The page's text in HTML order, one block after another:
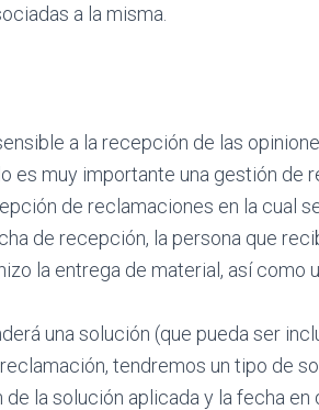
a la misma.
a la recepción de las
es muy importante una gestión de
de reclamaciones en la cual
de recepción, la persona que
la entrega de material, así como
una solución (que pueda ser
tendremos un tipo de
la solución aplicada y la fecha en